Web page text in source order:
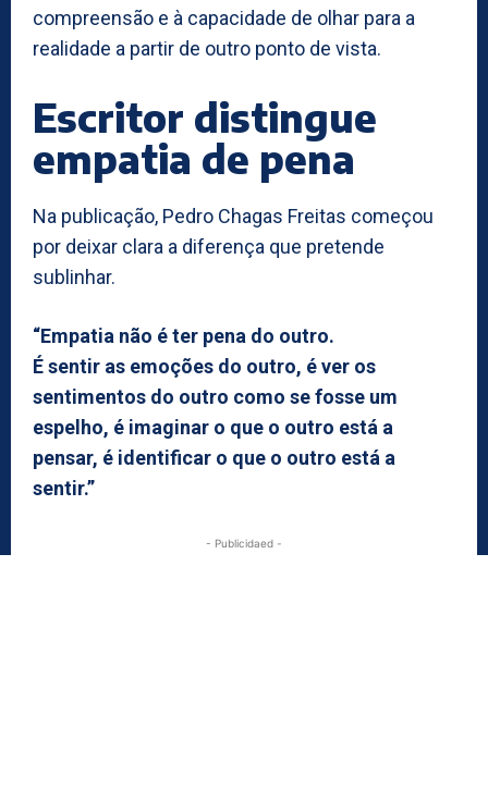
compreensão e à capacidade de olhar para a
realidade a partir de outro ponto de vista.
Escritor distingue
empatia de pena
Na publicação, Pedro Chagas Freitas começou
por deixar clara a diferença que pretende
sublinhar.
“Empatia não é ter pena do outro.
É sentir as emoções do outro, é ver os
sentimentos do outro como se fosse um
espelho, é imaginar o que o outro está a
pensar, é identificar o que o outro está a
sentir.”
- Publicidaed -